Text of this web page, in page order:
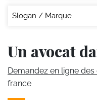
Slogan / Marque
Un avocat
Demandez en ligne des
france